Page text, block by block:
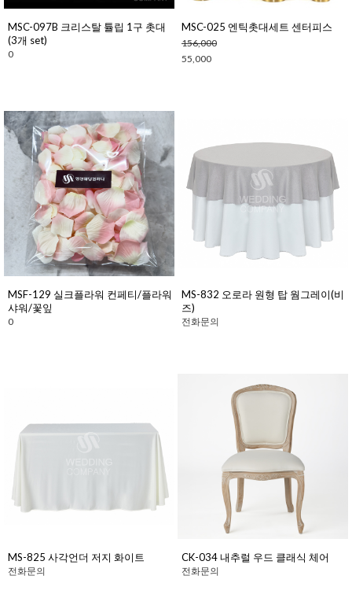
MSC-097B 크리스탈 튤립 1구 촛대
(3개 set)
0
MSC-025 엔틱촛대세트 센터피스
156,000
55,000
MSF-129 실크플라워 컨페티/플라워
샤워/꽃잎
0
MS-832 오로라 원형 탑 웜그레이(비
즈)
전화문의
MS-825 사각언더 저지 화이트
전화문의
CK-034 내추럴 우드 클래식 체어
전화문의